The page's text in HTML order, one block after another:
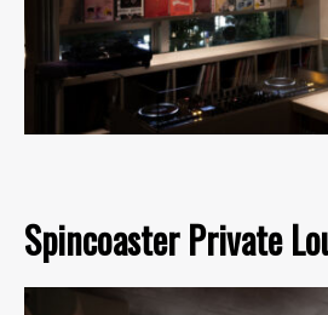
Spincoaster Private